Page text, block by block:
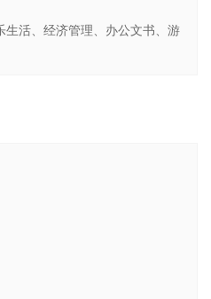
活、经济管理、办公文书、游